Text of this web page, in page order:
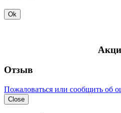
Ok
Отзыв
Пожаловаться или сообщить об
Close